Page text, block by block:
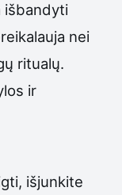
išbandyti
nei
ritualų.
ir
išjunkite